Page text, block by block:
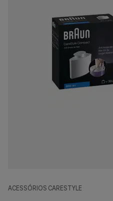
ACESSÓRIOS CARESTYLE